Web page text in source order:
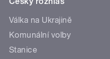
Válka na Ukrajině
Komunální volby
Stanice